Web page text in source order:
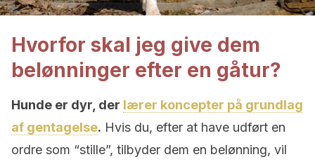
Hvorfor skal jeg give dem
belønninger efter en gåtur?
Hunde er dyr, der lærer koncepter på grundlag
af gentagelse. Hvis du, efter at have udført en
ordre som “stille”, tilbyder dem en belønning, vil